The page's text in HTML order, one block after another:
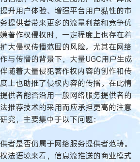
升用户体验、增强平台用户黏性的市
提供者带来更多的流量利益和竞争优
著作权侵权时，一定程度上也存在着
大侵权传播范围的风险。尤其在网络
与传播的背景下，大量UGC用户生成
随着大量侵犯著作权内容的创作和传
上也助推了侵权内容的传播。在此情
供者能否沿用一般网络服务提供者的
推荐技术的采用而应承担更高的注意
究，主要集中于以下问题：
者是否仍属于网络服务提供者范畴。
法语境来看，信息流推送的商业模式